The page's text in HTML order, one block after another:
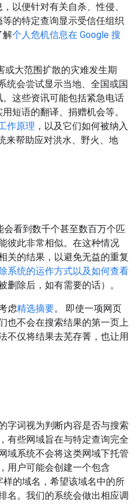
以便针对有关自杀、性侵、
的特定查询显示受信任组织
解个人危机信息在 Google 搜
或大范围扩散的灾难发生期
统会尝试显示当地、全国或国
这些资讯可能包括紧急电话
短语的翻译、捐赠机会等。
作原理 ，以及它们如何被纳入
来帮助应对洪水、野火、地
看到数千个甚至数百万个匹
彼此非常相似。在这种情况
关的结果，以避免无益的重复
系统的运作方式以及如何查看
删除后，如有需要的话）。
虑精选摘要。 即使一项网页
也不会在搜索结果的第一页上
不仅将结果去芜存菁，也让用
字词视为判断内容是否与搜索
有些网域旨在与特定查询完全
域系统不会将这类网域下托管
用户可能会创建一个包含
样的域名，希望该域名中的所
名。我们的系统会做出相应调